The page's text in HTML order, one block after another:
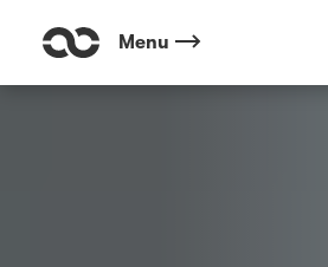
Menu
Outdoor Fitness direkt um die Ecke: